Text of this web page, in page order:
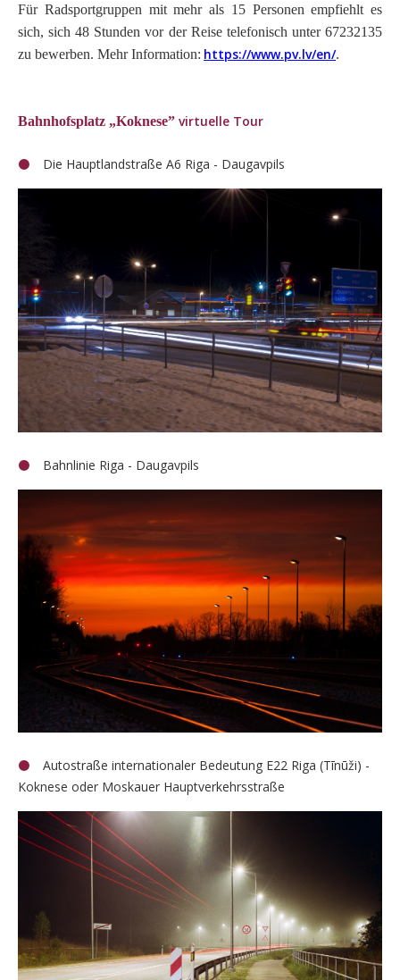
Für Radsportgruppen mit mehr als 15 Personen empfiehlt es
sich, sich 48 Stunden vor der Reise telefonisch unter 67232135
zu bewerben. Mehr Information: https://www.pv.lv/en/.
Bahnhofsplatz „Koknese” virtuelle Tour
Die Hauptlandstraße A6 Riga - Daugavpils
Bahnlinie Riga - Daugavpils
Autostraße internationaler Bedeutung E22 Riga (Tīnūži) -
Koknese oder Moskauer Hauptverkehrsstraße